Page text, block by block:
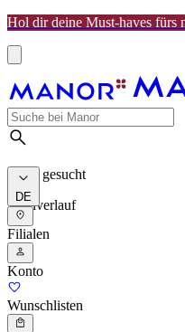
Hol dir deine Must-haves fürs
Meist gesucht
Suchverlauf
DE
Filialen
Konto
Wunschlisten